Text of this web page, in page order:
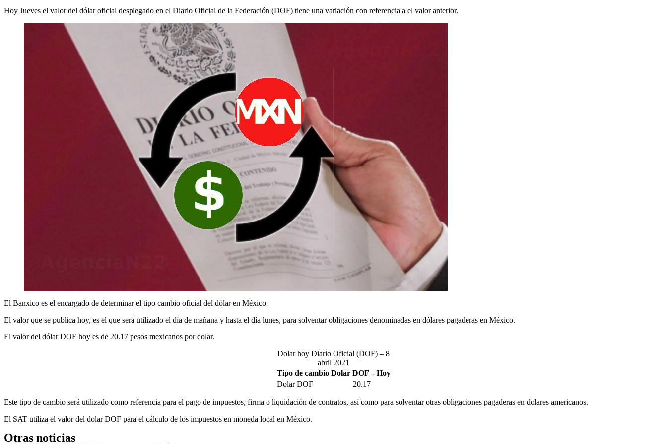
Hoy Jueves el valor del dólar oficial desplegado en el Diario Oficial de la Federación (DOF) tiene una variación con referencia a el valor anterior.
El Banxico es el encargado de determinar el tipo cambio oficial del dólar en México.
El valor que se publica hoy, es el que será utilizado el día de mañana y hasta el día lunes, para solventar obligaciones denominadas en dólares pagaderas en México.
El valor del dólar DOF hoy es de 20.17 pesos mexicanos por dolar.
Dolar hoy Diario Oficial (DOF) – 8
abril 2021
Tipo de cambio Dolar DOF – Hoy
Dolar DOF
20.17
Este tipo de cambio será utilizado como referencia para el pago de impuestos, firma o liquidación de contratos, así como para solventar otras obligaciones pagaderas en dolares americanos.
El SAT utiliza el valor del dolar DOF para el cálculo de los impuestos en moneda local en México.
Otras noticias